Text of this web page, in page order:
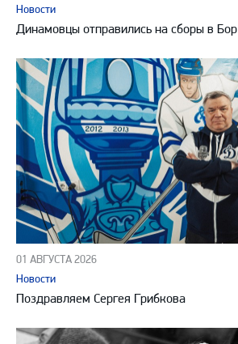
Новости
Динамовцы отправились на сборы в Бор
01 АВГУСТА 2026
Новости
Поздравляем Сергея Грибкова